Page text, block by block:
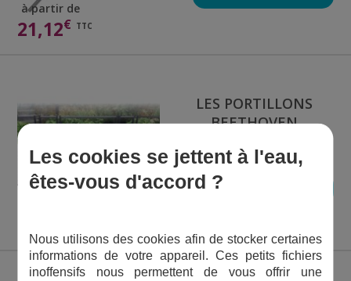
à partir de
21,12€ TTC
LES PORTILLONS
BEETHOVEN
Les cookies se jettent à l'eau,
êtes-vous d'accord ?
Nous utilisons des cookies afin de stocker certaines
informations de votre appareil. Ces petits fichiers
inoffensifs nous permettent de vous offrir une